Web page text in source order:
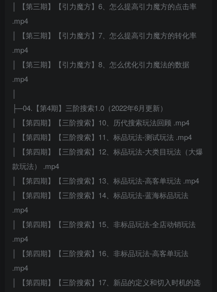
│ 【第三期】【引力魔方】6、怎么提高引力魔方的点击率
.mp4
│ 【第三期】【引力魔方】7、怎么提高引力魔方的转化率
.mp4
│ 【第三期】【引力魔方】8、怎么优化引力魔法的数据
.mp4
├─04.【第4期】三阶搜索1.0（2022年6月更新）
│ 【第四期】【三阶搜索】10、历代搜索玩法回顾 .mp4
│ 【第四期】【三阶搜索】11、标品玩法-测试玩法 .mp4
│ 【第四期】【三阶搜索】12、标品玩法-大类目玩法（大爆
款玩法） .mp4
│ 【第四期】【三阶搜索】13、标品玩法-高客单玩法 .mp4
│ 【第四期】【三阶搜索】14、标品玩法-蓝海标品玩法
.mp4
│ 【第四期】【三阶搜索】15、非标品玩法-全店动销玩法
.mp4
│ 【第四期】【三阶搜索】16、非标品玩法-高客单玩法
.mp4
│ 【第四期】【三阶搜索】17、新品的定义和切入时机的选